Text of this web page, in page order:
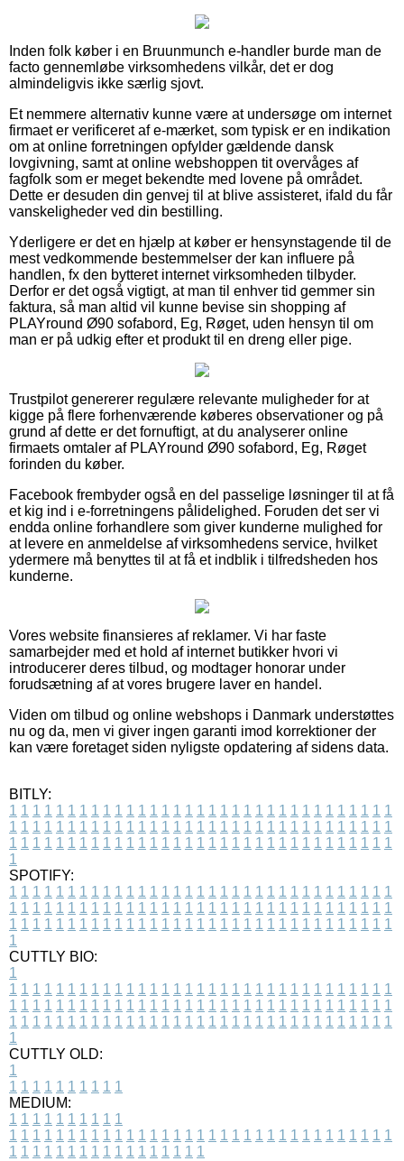
Inden folk køber i en Bruunmunch e-handler burde man de
facto gennemløbe virksomhedens vilkår, det er dog
almindeligvis ikke særlig sjovt.
Et nemmere alternativ kunne være at undersøge om internet
firmaet er verificeret af e-mærket, som typisk er en indikation
om at online forretningen opfylder gældende dansk
lovgivning, samt at online webshoppen tit overvåges af
fagfolk som er meget bekendte med lovene på området.
Dette er desuden din genvej til at blive assisteret, ifald du får
vanskeligheder ved din bestilling.
Yderligere er det en hjælp at køber er hensynstagende til de
mest vedkommende bestemmelser der kan influere på
handlen, fx den bytteret internet virksomheden tilbyder.
Derfor er det også vigtigt, at man til enhver tid gemmer sin
faktura, så man altid vil kunne bevise sin shopping af
PLAYround Ø90 sofabord, Eg, Røget, uden hensyn til om
man er på udkig efter et produkt til en dreng eller pige.
Trustpilot genererer regulære relevante muligheder for at
kigge på flere forhenværende køberes observationer og på
grund af dette er det fornuftigt, at du analyserer online
firmaets omtaler af PLAYround Ø90 sofabord, Eg, Røget
forinden du køber.
Facebook frembyder også en del passelige løsninger til at få
et kig ind i e-forretningens pålidelighed. Foruden det ser vi
endda online forhandlere som giver kunderne mulighed for
at levere en anmeldelse af virksomhedens service, hvilket
ydermere må benyttes til at få et indblik i tilfredsheden hos
kunderne.
Vores website finansieres af reklamer. Vi har faste
samarbejder med et hold af internet butikker hvori vi
introducerer deres tilbud, og modtager honorar under
forudsætning af at vores brugere laver en handel.
Viden om tilbud og online webshops i Danmark understøttes
nu og da, men vi giver ingen garanti imod korrektioner der
kan være foretaget siden nyligste opdatering af sidens data.
BITLY:
1 1 1 1 1 1 1 1 1 1 1 1 1 1 1 1 1 1 1 1 1 1 1 1 1 1 1 1 1 1 1 1 1
1 1 1 1 1 1 1 1 1 1 1 1 1 1 1 1 1 1 1 1 1 1 1 1 1 1 1 1 1 1 1 1 1
1 1 1 1 1 1 1 1 1 1 1 1 1 1 1 1 1 1 1 1 1 1 1 1 1 1 1 1 1 1 1 1 1
1
SPOTIFY:
1 1 1 1 1 1 1 1 1 1 1 1 1 1 1 1 1 1 1 1 1 1 1 1 1 1 1 1 1 1 1 1 1
1 1 1 1 1 1 1 1 1 1 1 1 1 1 1 1 1 1 1 1 1 1 1 1 1 1 1 1 1 1 1 1 1
1 1 1 1 1 1 1 1 1 1 1 1 1 1 1 1 1 1 1 1 1 1 1 1 1 1 1 1 1 1 1 1 1
1
CUTTLY BIO:
1
1 1 1 1 1 1 1 1 1 1 1 1 1 1 1 1 1 1 1 1 1 1 1 1 1 1 1 1 1 1 1 1 1
1 1 1 1 1 1 1 1 1 1 1 1 1 1 1 1 1 1 1 1 1 1 1 1 1 1 1 1 1 1 1 1 1
1 1 1 1 1 1 1 1 1 1 1 1 1 1 1 1 1 1 1 1 1 1 1 1 1 1 1 1 1 1 1 1 1
1
CUTTLY OLD:
1
1 1 1 1 1 1 1 1 1 1
MEDIUM:
1 1 1 1 1 1 1 1 1 1
1 1 1 1 1 1 1 1 1 1 1 1 1 1 1 1 1 1 1 1 1 1 1 1 1 1 1 1 1 1 1 1 1
1 1 1 1 1 1 1 1 1 1 1 1 1 1 1 1 1